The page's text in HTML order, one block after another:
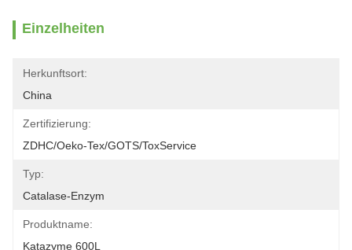
Einzelheiten
Herkunftsort:
China
Zertifizierung:
ZDHC/Oeko-Tex/GOTS/ToxService
Typ:
Catalase-Enzym
Produktname:
Katazyme 600L